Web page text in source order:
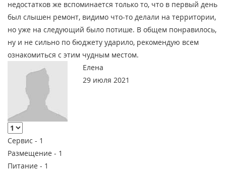
недостатков же вспоминается только то, что в первый день
был слышен ремонт, видимо что-то делали на территории,
но уже на следующий было потише. В общем понравилось,
ну и не сильно по бюджету ударило, рекомендую всем
ознакомиться с этим чудным местом.
Елена
29 июля 2021
Сервис - 1
Размещение - 1
Питание - 1